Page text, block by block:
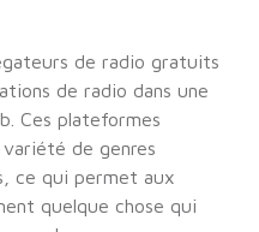
de radio gratuits
de radio dans une
Ces plateformes
de genres
ce qui permet aux
quelque chose qui